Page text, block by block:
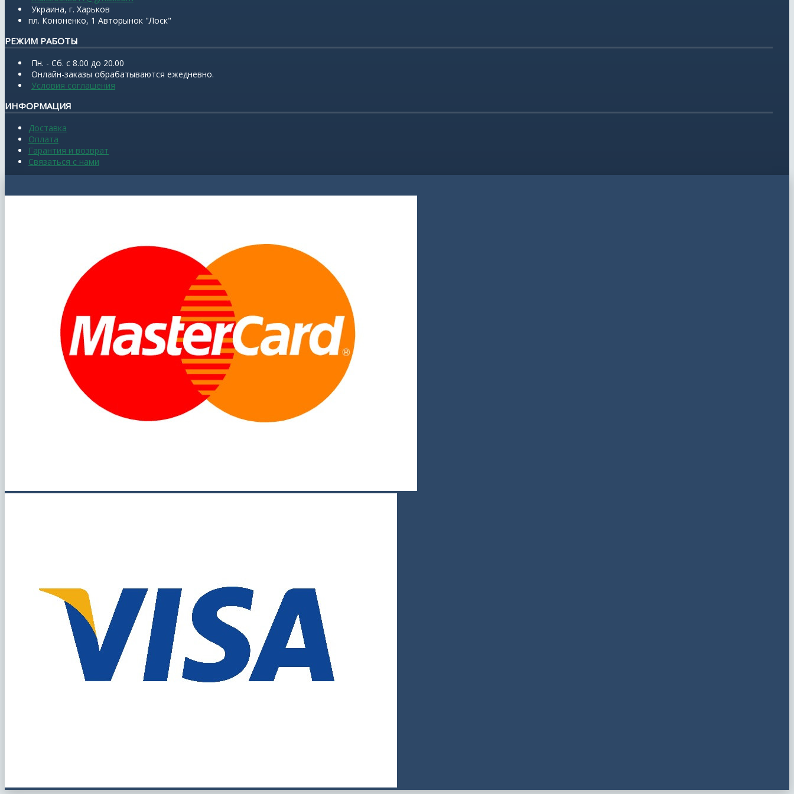
Украина, г. Харьков
пл. Кононенко, 1 Авторынок "Лоск"
РЕЖИМ РАБОТЫ
Пн. - Сб. с 8.00 до 20.00
Онлайн-заказы обрабатываются ежедневно.
Условия соглашения
ИНФОРМАЦИЯ
Доставка
Оплата
Гарантия и возврат
Связаться с нами